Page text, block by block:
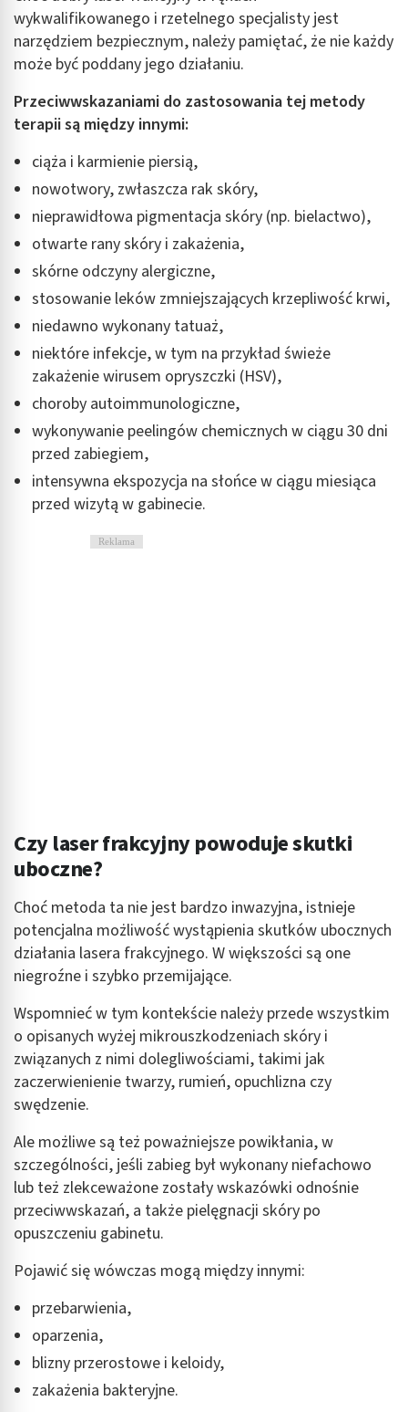
wykwalifikowanego i rzetelnego specjalisty jest
narzędziem bezpiecznym, należy pamiętać, że nie każdy
może być poddany jego działaniu.
Przeciwwskazaniami do zastosowania tej metody
terapii są między innymi:
ciąża i karmienie piersią,
nowotwory, zwłaszcza rak skóry,
nieprawidłowa pigmentacja skóry (np. bielactwo),
otwarte rany skóry i zakażenia,
skórne odczyny alergiczne,
stosowanie leków zmniejszających krzepliwość krwi,
niedawno wykonany tatuaż,
niektóre infekcje, w tym na przykład świeże
zakażenie wirusem opryszczki (HSV),
choroby autoimmunologiczne,
wykonywanie peelingów chemicznych w ciągu 30 dni
przed zabiegiem,
intensywna ekspozycja na słońce w ciągu miesiąca
przed wizytą w gabinecie.
Reklama
Czy laser frakcyjny powoduje skutki
uboczne?
Choć metoda ta nie jest bardzo inwazyjna, istnieje
potencjalna możliwość wystąpienia skutków ubocznych
działania lasera frakcyjnego. W większości są one
niegroźne i szybko przemijające.
Wspomnieć w tym kontekście należy przede wszystkim
o opisanych wyżej mikrouszkodzeniach skóry i
związanych z nimi dolegliwościami, takimi jak
zaczerwienienie twarzy, rumień, opuchlizna czy
swędzenie.
Ale możliwe są też poważniejsze powikłania, w
szczególności, jeśli zabieg był wykonany niefachowo
lub też zlekceważone zostały wskazówki odnośnie
przeciwwskazań, a także pielęgnacji skóry po
opuszczeniu gabinetu.
Pojawić się wówczas mogą między innymi:
przebarwienia,
oparzenia,
blizny przerostowe i keloidy,
zakażenia bakteryjne.